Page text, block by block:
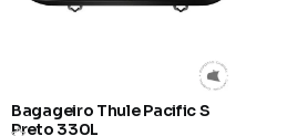
Bagageiro Thule Pacific S
Preto 330L